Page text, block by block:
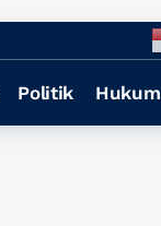
Politik Hukum